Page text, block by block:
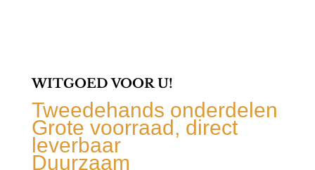
WITGOED VOOR U!
Tweedehands onderdelen
Grote voorraad, direct
leverbaar
Duurzaam